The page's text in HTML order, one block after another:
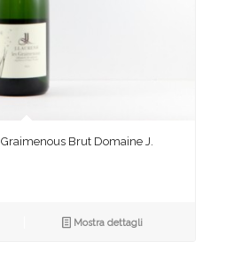
Brut Domaine J.
Mostra dettagli